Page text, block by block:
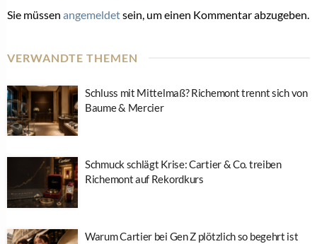
Sie müssen angemeldetsein, um einen Kommentar abzugeben.
VERWANDTE THEMEN
Schluss mit Mittelmaß? Richemont trennt sich von
Baume & Mercier
Schmuck schlägt Krise: Cartier & Co. treiben
Richemont auf Rekordkurs
Warum Cartier bei Gen Z plötzlich so begehrt ist